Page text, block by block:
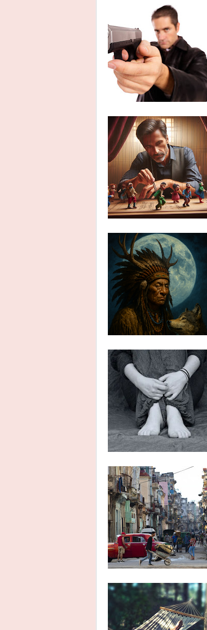
Basicamente porque, por trás de
uma má intenção, geralmente só
existem intenções ainda piores.
improvável (para não me
aventurar no termo impossível)
que, por trás de uma má
exista uma boa intenção. Não se
de ações mal-intencionadas.